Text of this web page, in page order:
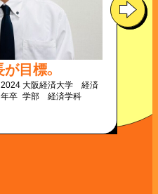
目標。
2024
年卒
大阪経済大学 経済
学部 経済学科